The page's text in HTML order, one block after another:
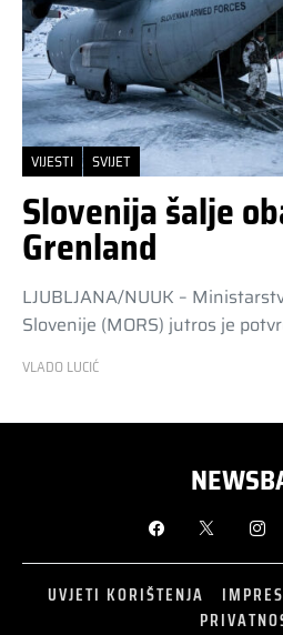
VIJESTI SVIJET
Slovenija šalje
Grenland
LJUBLJANA/NUUK –
Slovenije (MORS) jutros je
VLADO LUCIĆ
UVJETI KORIŠTENJA